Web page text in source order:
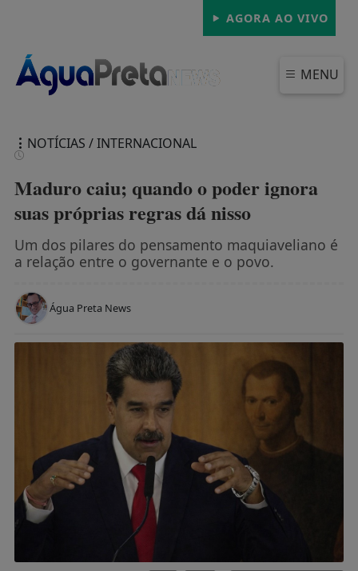
AGORA AO VIVO
MENU
FECHAR
NOTÍCIAS / INTERNACIONAL
Maduro caiu; quando o poder ignora
suas próprias regras dá nisso
Um dos pilares do pensamento maquiaveliano é
a relação entre o governante e o povo.
Água Preta News